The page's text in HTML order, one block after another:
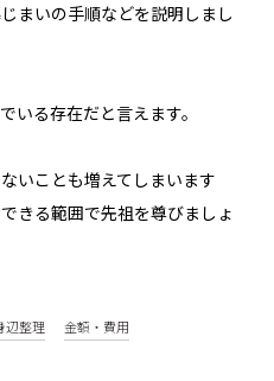
まいの手順などを説明しまし
いる存在だと言えます。
いことも増えてしまいます
きる範囲で先祖を尊びましょ
辺整理 金額・費用